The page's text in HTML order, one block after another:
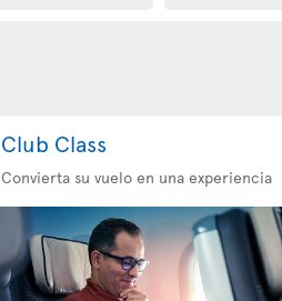
Club Class
Convierta su vuelo en una experiencia